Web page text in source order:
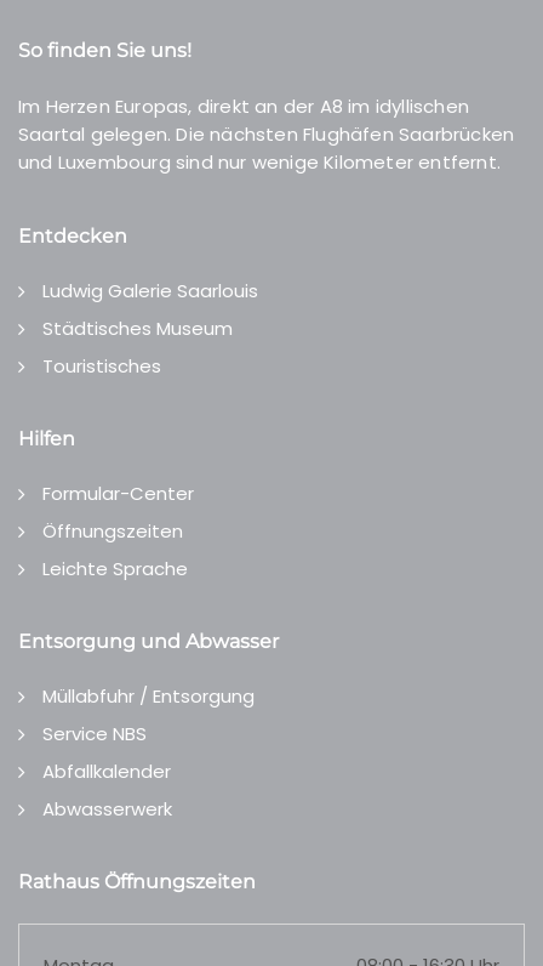
So finden Sie uns!
Im Herzen Europas, direkt an der A8 im idyllischen
Saartal gelegen. Die nächsten Flughäfen Saarbrücken
und Luxembourg sind nur wenige Kilometer entfernt.
Entdecken
Ludwig Galerie Saarlouis
Städtisches Museum
Touristisches
Hilfen
Formular-Center
Öffnungszeiten
Leichte Sprache
Entsorgung und Abwasser
Müllabfuhr / Entsorgung
Service NBS
Abfallkalender
Abwasserwerk
Rathaus Öffnungszeiten